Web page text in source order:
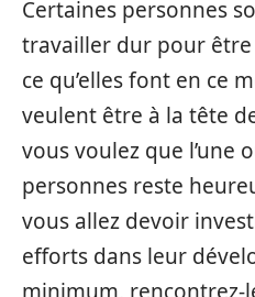
Certaines personnes
travailler dur pour
ce qu’elles font en ce
veulent être à la tête
vous voulez que l’une
personnes reste
vous allez devoir
efforts dans leur